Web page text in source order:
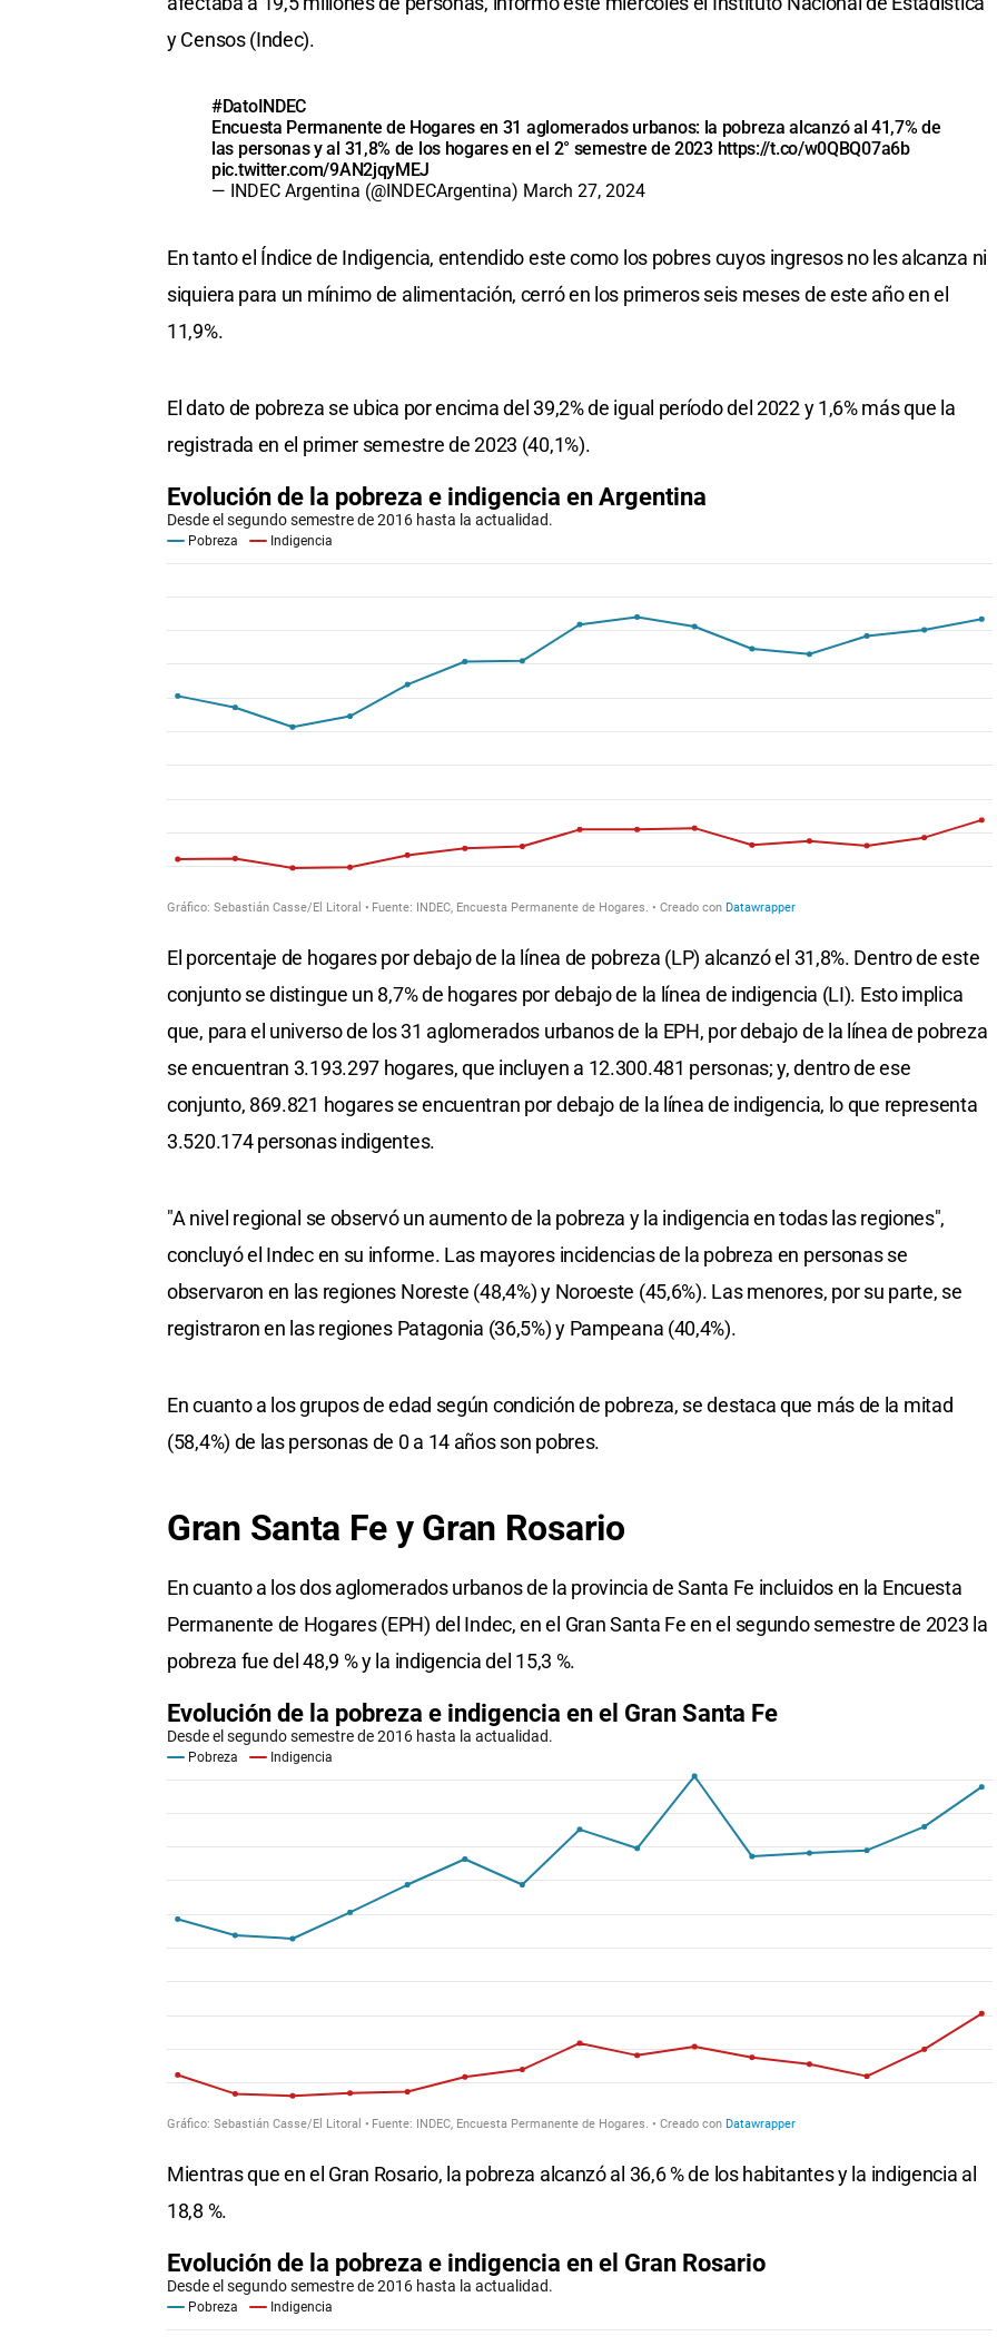
y Censos (Indec).
#DatoINDEC
Encuesta Permanente de Hogares en 31 aglomerados urbanos: la pobreza alcanzó al 41,7% de
las personas y al 31,8% de los hogares en el 2° semestre de 2023 https://t.co/w0QBQ07a6b
pic.twitter.com/9AN2jqyMEJ
— INDEC Argentina (@INDECArgentina) March 27, 2024
En tanto el Índice de Indigencia, entendido este como los pobres cuyos ingresos no les alcanza ni
siquiera para un mínimo de alimentación, cerró en los primeros seis meses de este año en el
11,9%.
El dato de pobreza se ubica por encima del 39,2% de igual período del 2022 y 1,6% más que la
registrada en el primer semestre de 2023 (40,1%).
El porcentaje de hogares por debajo de la línea de pobreza (LP) alcanzó el 31,8%. Dentro de este
conjunto se distingue un 8,7% de hogares por debajo de la línea de indigencia (LI). Esto implica
que, para el universo de los 31 aglomerados urbanos de la EPH, por debajo de la línea de pobreza
se encuentran 3.193.297 hogares, que incluyen a 12.300.481 personas; y, dentro de ese
conjunto, 869.821 hogares se encuentran por debajo de la línea de indigencia, lo que representa
3.520.174 personas indigentes.
"A nivel regional se observó un aumento de la pobreza y la indigencia en todas las regiones",
concluyó el Indec en su informe. Las mayores incidencias de la pobreza en personas se
observaron en las regiones Noreste (48,4%) y Noroeste (45,6%). Las menores, por su parte, se
registraron en las regiones Patagonia (36,5%) y Pampeana (40,4%).
En cuanto a los grupos de edad según condición de pobreza, se destaca que más de la mitad
(58,4%) de las personas de 0 a 14 años son pobres.
Gran Santa Fe y Gran Rosario
En cuanto a los dos aglomerados urbanos de la provincia de Santa Fe incluidos en la Encuesta
Permanente de Hogares (EPH) del Indec, en el Gran Santa Fe en el segundo semestre de 2023 la
pobreza fue del 48,9 % y la indigencia del 15,3 %.
Mientras que en el Gran Rosario, la pobreza alcanzó al 36,6 % de los habitantes y la indigencia al
18,8 %.